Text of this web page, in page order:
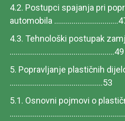
4.2. Postupci spajanja pri
automobila
4.3. Tehnološki postupak
......................................................49
5. Popravljanje plastičnih
................................................53
5.1. Osnovni pojmovi o